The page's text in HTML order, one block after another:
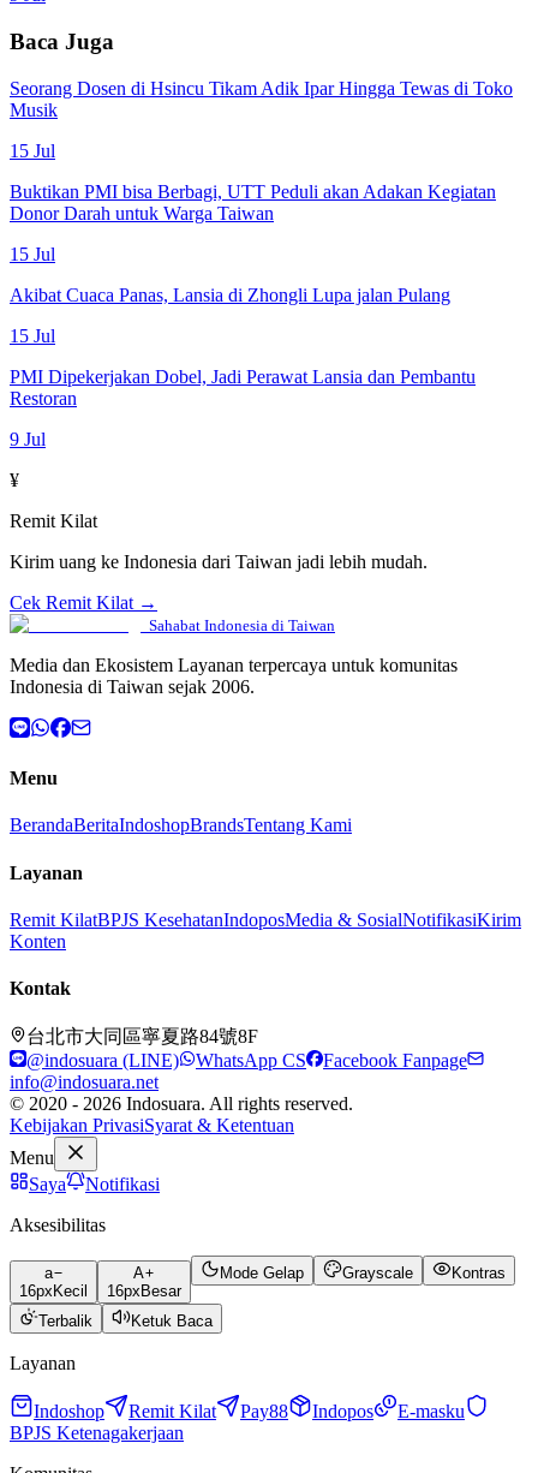
Baca Juga
Seorang Dosen di Hsincu Tikam Adik Ipar Hingga Tewas di Toko
Musik
15 Jul
Buktikan PMI bisa Berbagi, UTT Peduli akan Adakan Kegiatan
Donor Darah untuk Warga Taiwan
15 Jul
Akibat Cuaca Panas, Lansia di Zhongli Lupa jalan Pulang
15 Jul
PMI Dipekerjakan Dobel, Jadi Perawat Lansia dan Pembantu
Restoran
9 Jul
¥
Remit Kilat
Kirim uang ke Indonesia dari Taiwan jadi lebih mudah.
Cek Remit Kilat →
Sahabat Indonesia di Taiwan
Media dan Ekosistem Layanan terpercaya untuk komunitas
Indonesia di Taiwan sejak 2006.
Menu
BerandaBeritaIndoshopBrandsTentang Kami
Layanan
Remit KilatBPJS KesehatanIndoposMedia & SosialNotifikasiKirim
Konten
Kontak
台北市大同區寧夏路84號8F
@indosuara (LINE)
WhatsApp CS
Facebook Fanpage
info@indosuara.net
© 2020 - 2026 Indosuara. All rights reserved.
Kebijakan PrivasiSyarat & Ketentuan
Menu
Saya
Notifikasi
Aksesibilitas
a
16px Kecil
A
16px Besar
Mode Gelap Grayscale Kontras
Terbalik Ketuk Baca
Layanan
Indoshop Remit Kilat Pay88 Indopos
E-masku
BPJS Ketenagakerjaan